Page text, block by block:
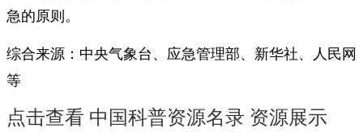
急的原则。
综合来源：中央气象台、应急管理部、新华社、人民网
等
点击查看 中国科普资源名录 资源展示